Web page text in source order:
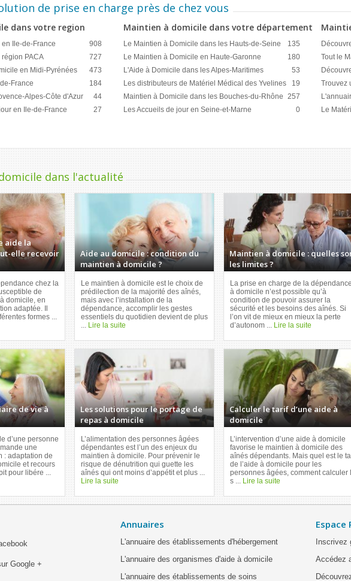
de prise en charge près de chez vous
dans votre region
Ile-de-France
908
PACA
727
en Midi-Pyrénées
473
France
184
Alpes-Côte d'Azur
44
en Ile-de-France
27
Maintien à domicile dans votre département
Le Maintien à Domicile dans les Hauts-de-Seine
135
Le Maintien à Domicile en Haute-Garonne
180
L'Aide à Domicile dans les Alpes-Maritimes
53
Les distributeurs de Matériel Médical des Yvelines
19
Maintien à Domicile dans les Bouches-du-Rhône 257
Les Accueils de jour en Seine-et-Marne
0
Tout le
Trouvez
Le
dans l'actualité
aide la
elle recevoir
chez la
de
domicile, en
adaptée. Il
formes ...
Aide au domicile : condition du
maintien à domicile ?
Le maintien à domicile est le choix de
prédilection de la majorité des aînés,
mais avec l’installation de la
dépendance, accomplir les gestes
essentiels du quotidien devient de plus
... Lire la suite
Maintien à domicile : quelles
les limites ?
La prise en charge de la dépendance
à domicile n’est possible qu’à
condition de pouvoir assurer la
sécurité et les besoins des aînés. Si
l’on vit de mieux en mieux la perte
d’autonom ... Lire la suite
de vie à
d’une personne
une
: adaptation de
et recours
pour libére ...
Les solutions pour le portage de
repas à domicile
L’alimentation des personnes âgées
dépendantes est l’un des enjeux du
maintien à domicile. Pour prévenir le
risque de dénutrition qui guette les
aînés qui ont moins d’appétit et plus ...
Lire la suite
Calculer le tarif d’une aide à
domicile
L’intervention d’une aide à domicile
favorise le maintien à domicile des
aînés dépendants. Mais quel est le
de l’aide à domicile pour les
personnes âgées, comment calculer
s ... Lire la suite
Google +
Annuaires
L'annuaire des établissements d'hébergement
L'annuaire des organismes d'aide à domicile
L'annuaire des établissements de soins
Espace
Inscrivez
Accédez